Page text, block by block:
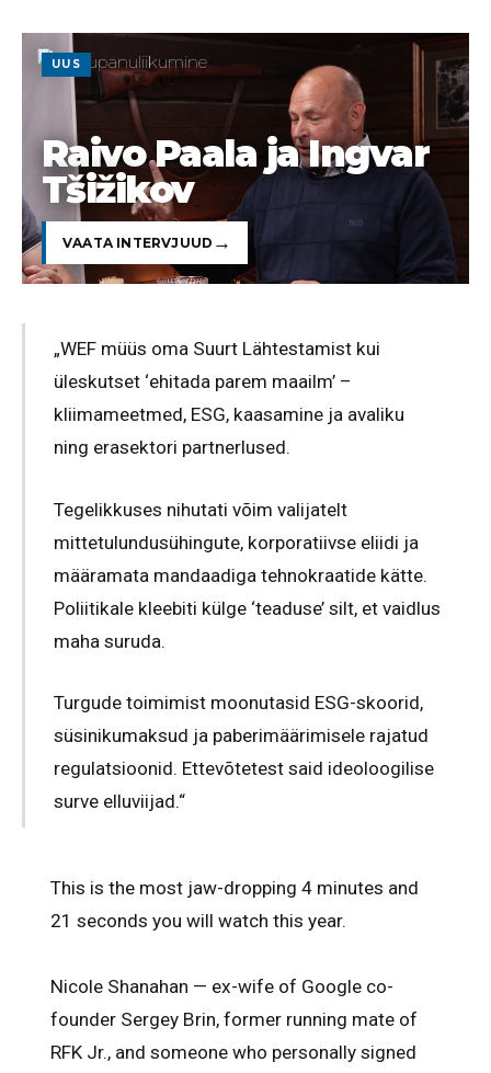
UUS
Raivo Paala ja Ingvar
Tšižikov
VAATA INTERVJUUD
„WEF müüs oma Suurt Lähtestamist kui
üleskutset ‘ehitada parem maailm’ –
kliimameetmed, ESG, kaasamine ja avaliku
ning erasektori partnerlused.
Tegelikkuses nihutati võim valijatelt
mittetulundusühingute, korporatiivse eliidi ja
määramata mandaadiga tehnokraatide kätte.
Poliitikale kleebiti külge ‘teaduse’ silt, et vaidlus
maha suruda.
Turgude toimimist moonutasid ESG-skoorid,
süsinikumaksud ja paberimäärimisele rajatud
regulatsioonid. Ettevõtetest said ideoloogilise
surve elluviijad.“
This is the most jaw-dropping 4 minutes and
21 seconds you will watch this year.
Nicole Shanahan — ex-wife of Google co-
founder Sergey Brin, former running mate of
RFK Jr., and someone who personally signed